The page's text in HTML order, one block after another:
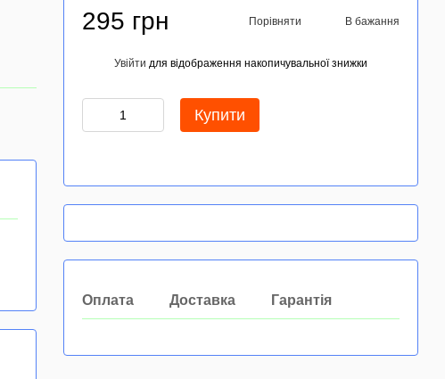
295 грн Порівняти В бажання
Увійти для відображення накопичувальної знижки
Купити
Оплата Доставка Гарантія